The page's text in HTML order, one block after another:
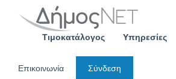
Τιμοκατάλογος Υπηρεσίες
Επικοινωνία
Σύνδεση